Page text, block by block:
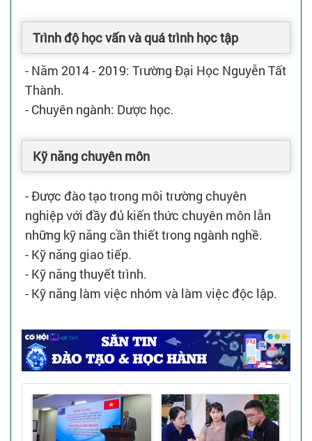
Trình độ học vấn và quá trình học tập
- Năm 2014 - 2019: Trường Đại Học Nguyễn Tất
Thành.
- Chuyên ngành: Dược học.
Kỹ năng chuyên môn
- Được đào tạo trong môi trường chuyên
nghiệp với đầy đủ kiến thức chuyên môn lẫn
những kỹ năng cần thiết trong ngành nghề.
- Kỹ năng giao tiếp.
- Kỹ năng thuyết trình.
- Kỹ năng làm việc nhóm và làm việc độc lập.